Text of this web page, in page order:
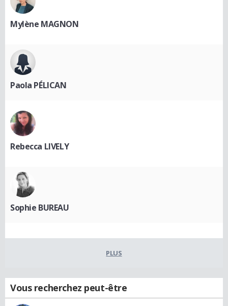
Mylène MAGNON
Paola PÉLICAN
Rebecca LIVELY
Sophie BUREAU
PLUS
Vous recherchez peut-être